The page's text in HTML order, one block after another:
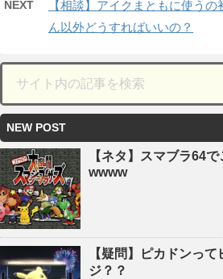
NEXT
【相談】アイクまともに使う
ん以外どうすればいいの？
NEW POST
【ネタ】スマブラ64
wwww
【疑問】ピカドンっ
ジ？？